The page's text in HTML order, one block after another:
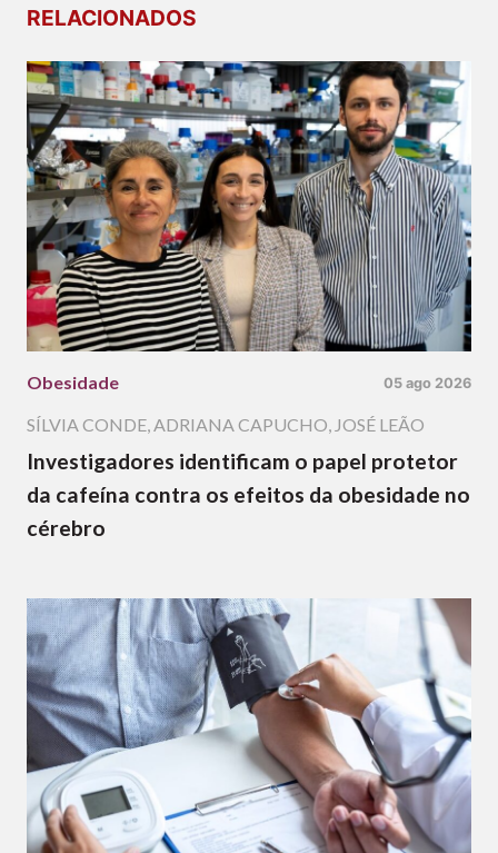
RELACIONADOS
Obesidade 05 ago 2026
SÍLVIA CONDE,ADRIANA CAPUCHO, JOSÉ LEÃO
Investigadores identificam o papel protetor
da cafeína contra os efeitos da obesidade no
cérebro